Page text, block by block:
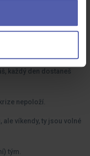
každý den dostaneš
nepoloží.
víkendy, ty jsou volné
tým.